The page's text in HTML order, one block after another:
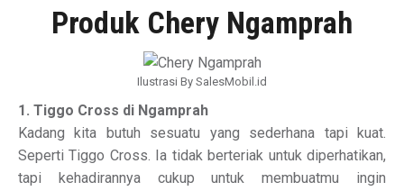
Produk Chery Ngamprah
Ilustrasi By SalesMobil.id
1. Tiggo Cross di Ngamprah
Kadang kita butuh sesuatu yang sederhana tapi kuat.
Seperti Tiggo Cross. Ia tidak berteriak untuk diperhatikan,
tapi kehadirannya cukup untuk membuatmu ingin